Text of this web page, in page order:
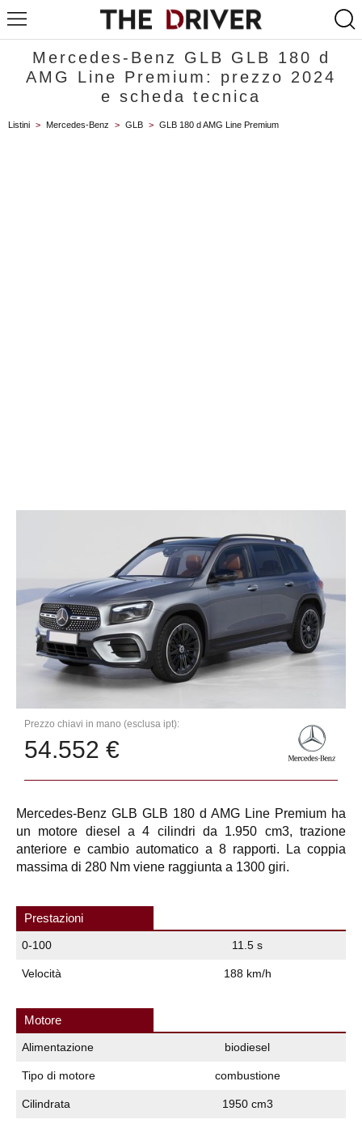
Mercedes-Benz GLB GLB 180 d
AMG Line Premium: prezzo 2024
e scheda tecnica
Listini > Mercedes-Benz > GLB > GLB 180 d AMG Line Premium
Prezzo chiavi in mano (esclusa ipt):
54.552 €
Mercedes-Benz GLB GLB 180 d AMG Line Premium ha
un motore diesel a 4 cilindri da 1.950 cm3, trazione
anteriore e cambio automatico a 8 rapporti. La coppia
massima di 280 Nm viene raggiunta a 1300 giri.
Prestazioni
0-100 11.5 s
Velocità 188 km/h
Motore
Alimentazione biodiesel
Tipo di motore combustione
Cilindrata 1950 cm3